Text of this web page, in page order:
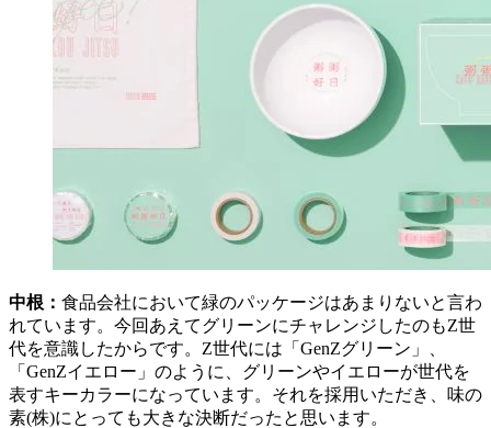
中根： 食品会社において緑のパッケージはあまりないと言わ
れています。今回あえてグリーンにチャレンジしたのもZ世
代を意識したからです。Z世代には「GenZグリーン」、
「GenZイエロー」のように、グリーンやイエローが世代を
表すキーカラーになっています。それを採用いただき、味の
素(株)にとっても大きな決断だったと思います。